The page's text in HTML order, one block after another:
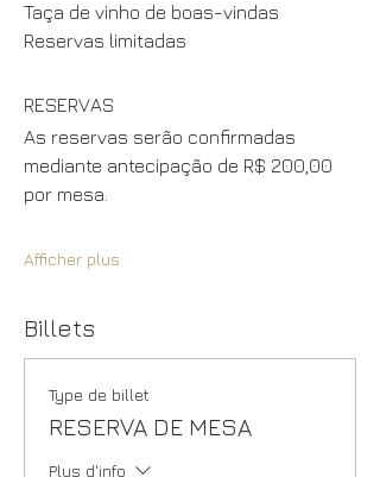
Taça de vinho de boas-vindas
Reservas limitadas
RESERVAS
As reservas serão confirmadas
mediante antecipação de R$ 200,00
por mesa.
Afficher plus
Billets
Type de billet
RESERVA DE MESA
Plus d'info